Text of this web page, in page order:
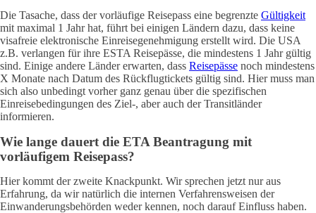
Die Tasache, dass der vorläufige Reisepass eine begrenzte Gültigkeit
mit maximal 1 Jahr hat, führt bei einigen Ländern dazu, dass keine
visafreie elektronische Einreisegenehmigung erstellt wird. Die USA
z.B. verlangen für ihre ESTA Reisepässe, die mindestens 1 Jahr gültig
sind. Einige andere Länder erwarten, dass Reisepässe noch mindestens
X Monate nach Datum des Rückflugtickets gültig sind. Hier muss man
sich also unbedingt vorher ganz genau über die spezifischen
Einreisebedingungen des Ziel-, aber auch der Transitländer
informieren.
Wie lange dauert die ETA Beantragung mit
vorläufigem Reisepass?
Hier kommt der zweite Knackpunkt. Wir sprechen jetzt nur aus
Erfahrung, da wir natürlich die internen Verfahrensweisen der
Einwanderungsbehörden weder kennen, noch darauf Einfluss haben.